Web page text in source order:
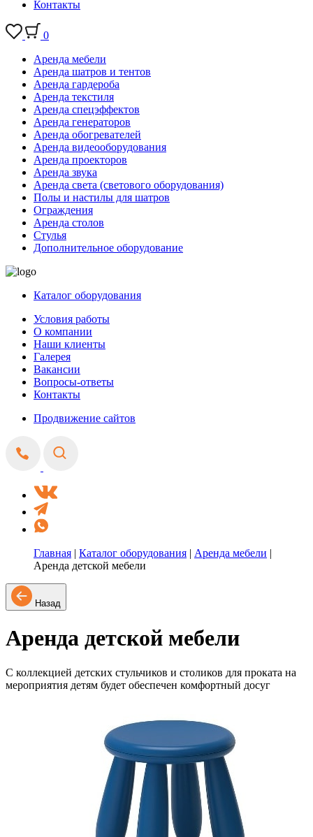
Контакты
0
Аренда мебели
Аренда шатров и тентов
Аренда гардероба
Аренда текстиля
Аренда спецэффектов
Аренда генераторов
Аренда обогревателей
Аренда видеооборудования
Аренда проекторов
Аренда звука
Аренда света (светового оборудования)
Полы и настилы для шатров
Ограждения
Аренда столов
Стулья
Дополнительное оборудование
Каталог оборудования
Условия работы
О компании
Наши клиенты
Галерея
Вакансии
Вопросы-ответы
Контакты
Продвижение сайтов
Главная | Каталог оборудования | Аренда мебели |
Аренда детской мебели
Назад
Аренда детской мебели
С коллекцией детских стульчиков и столиков для проката на
мероприятия детям будет обеспечен комфортный досуг